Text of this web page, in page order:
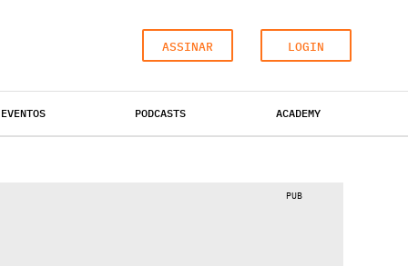
ASSINAR LOGIN
EVENTOS PODCASTS ACADEMY
PUB